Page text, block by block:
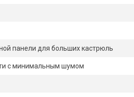
панели для больших кастрюль
с минимальным шумом